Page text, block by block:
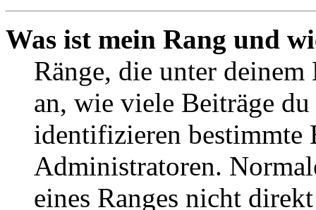
Was ist mein Rang und
Ränge, die unter deinem
an, wie viele Beiträge
identifizieren bestimmte
Administratoren.
eines Ranges nicht